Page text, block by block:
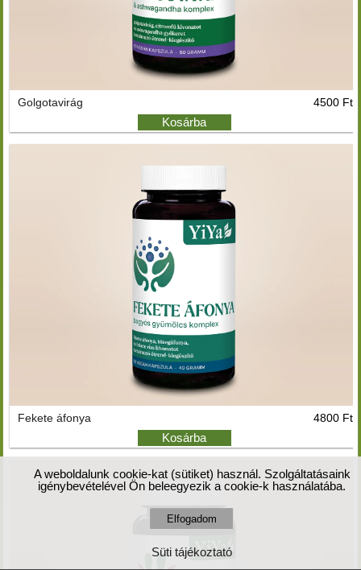
Golgotavirág 4500 Ft
Kosárba
Fekete áfonya 4800 Ft
Kosárba
A weboldalunk cookie-kat (sütiket) használ. Szolgáltatásaink
igénybevételével Ön beleegyezik a cookie-k használatába.
Süti tájékoztató